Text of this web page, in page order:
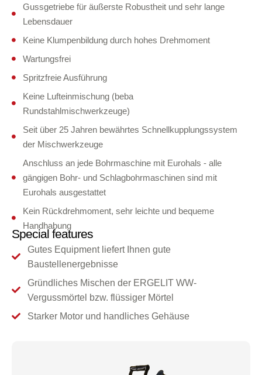
Gussgetriebe für äußerste Robustheit und sehr lange
Lebensdauer
Keine Klumpenbildung durch hohes Drehmoment
Wartungsfrei
Spritzfreie Ausführung
Keine Lufteinmischung (beba
Rundstahlmischwerkzeuge)
Seit über 25 Jahren bewährtes Schnellkupplungssystem
der Mischwerkzeuge
Anschluss an jede Bohrmaschine mit Eurohals - alle
gängigen Bohr- und Schlagbohrmaschinen sind mit
Eurohals ausgestattet
Kein Rückdrehmoment, sehr leichte und bequeme
Handhabung
Special features
Gutes Equipment liefert Ihnen gute
Baustellenergebnisse
Gründliches Mischen der ERGELIT WW-
Vergussmörtel bzw. flüssiger Mörtel
Starker Motor und handliches Gehäuse